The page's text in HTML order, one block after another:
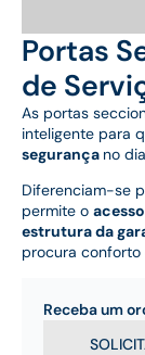
Portas
de
As portas
inteligente para
segurança no
Diferenciam-se
permite o
estrutura da
procura conforto
Receba um